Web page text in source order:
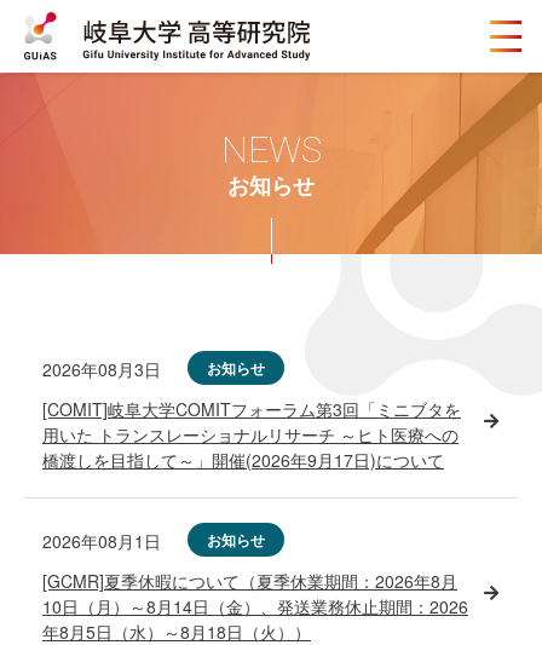
メ
ニ
ュ
ー
ボ
お知らせ
NEWS
2026年08月3日 お知らせ
[COMIT]岐阜大学COMITフォーラム第3回「ミニブタを
用いた トランスレーショナルリサーチ ～ヒト医療への
橋渡しを目指して～」開催(2026年9月17日)について
2026年08月1日 お知らせ
[GCMR]夏季休暇について（夏季休業期間：2026年8月
10日（月）～8月14日（金）、発送業務休止期間：2026
年8月5日（水）～8月18日（火））